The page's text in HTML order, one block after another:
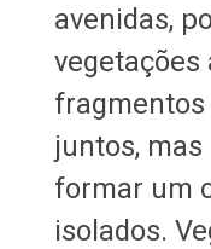
avenidas,
vegetações
juntos,
formar um
isolados.